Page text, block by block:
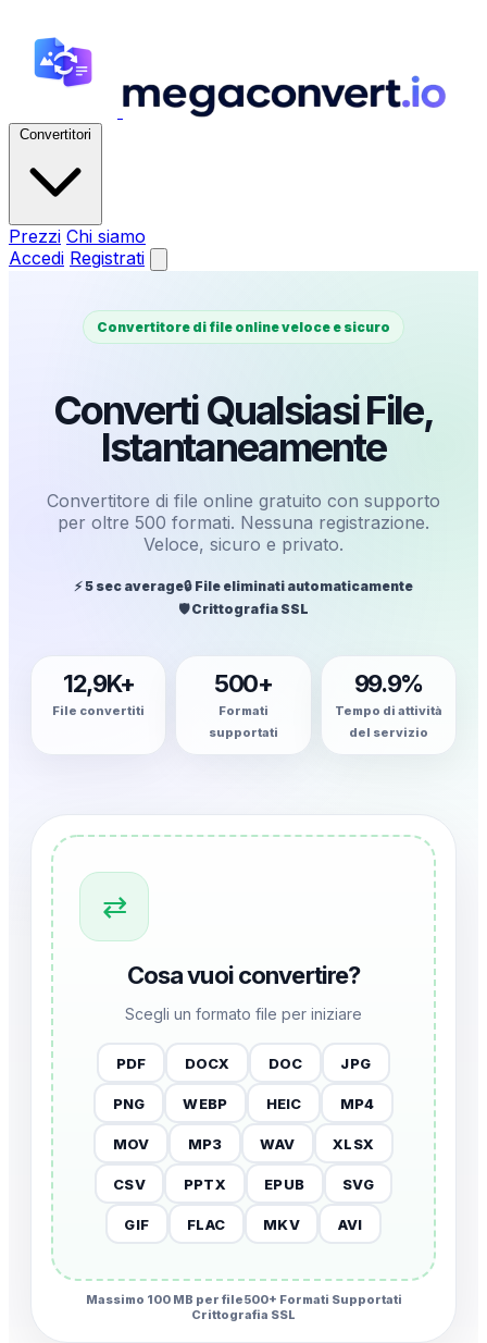
Convertitori
Prezzi Chi siamo
Accedi Registrati
Convertitore di file online veloce e sicuro
Converti Qualsiasi File,
Istantaneamente
Convertitore di file online gratuito con supporto
per oltre 500 formati. Nessuna registrazione.
Veloce, sicuro e privato.
⚡ 5 sec average🔒 File eliminati automaticamente
🛡️ Crittografia SSL
12,9K+
File convertiti
500+
Formati
supportati
99.9%
Tempo di attività
del servizio
⇄
Cosa vuoi convertire?
Scegli un formato file per iniziare
PDF DOCX DOC JPG
PNG WEBP HEIC MP4
MOV MP3 WAV XLSX
CSV PPTX EPUB SVG
GIF FLAC MKV AVI
Massimo 100 MB per file500+ Formati Supportati
Crittografia SSL